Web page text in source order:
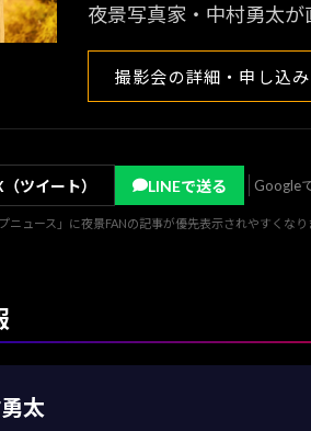
夜景写真家・中村勇太
撮影会の詳細・申し込み
ツイート） LINEで送る Google
ュース」に夜景FANの記事が優先表示されやすくなり
太